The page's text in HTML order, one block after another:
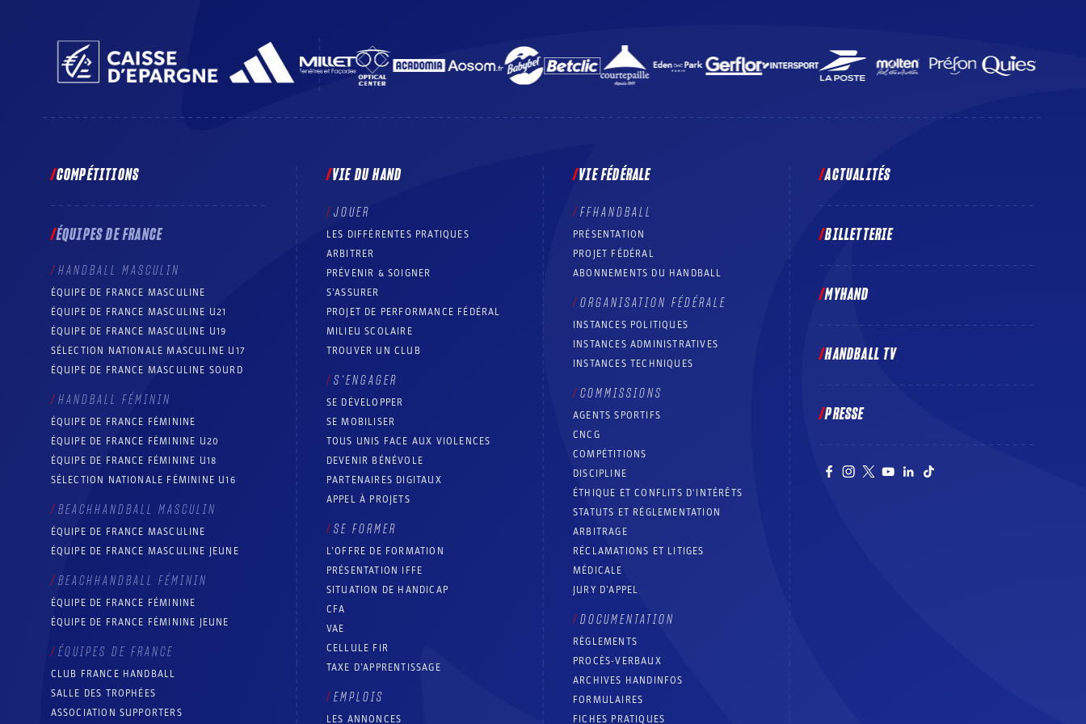
COMPÉTITIONS
ÉQUIPES DE FRANCE
HANDBALL MASCULIN
ÉQUIPE DE FRANCE MASCULINE
ÉQUIPE DE FRANCE MASCULINE U21
ÉQUIPE DE FRANCE MASCULINE U19
SÉLECTION NATIONALE MASCULINE U17
ÉQUIPE DE FRANCE MASCULINE SOURD
HANDBALL FÉMININ
ÉQUIPE DE FRANCE FÉMININE
ÉQUIPE DE FRANCE FÉMININE U20
ÉQUIPE DE FRANCE FÉMININE U18
SÉLECTION NATIONALE FÉMININE U16
BEACHHANDBALL MASCULIN
ÉQUIPE DE FRANCE MASCULINE
ÉQUIPE DE FRANCE MASCULINE JEUNE
BEACHHANDBALL FÉMININ
ÉQUIPE DE FRANCE FÉMININE
ÉQUIPE DE FRANCE FÉMININE JEUNE
ÉQUIPES DE FRANCE
CLUB FRANCE HANDBALL
SALLE DES TROPHÉES
ASSOCIATION SUPPORTERS
VIE DU HAND
JOUER
LES DIFFÉRENTES PRATIQUES
ARBITRER
PRÉVENIR & SOIGNER
S’ASSURER
PROJET DE PERFORMANCE FÉDÉRAL
MILIEU SCOLAIRE
TROUVER UN CLUB
S’ENGAGER
SE DÉVELOPPER
SE MOBILISER
TOUS UNIS FACE AUX VIOLENCES
DEVENIR BÉNÉVOLE
PARTENAIRES DIGITAUX
APPEL À PROJETS
SE FORMER
L’OFFRE DE FORMATION
PRÉSENTATION IFFE
SITUATION DE HANDICAP
CFA
VAE
CELLULE FIR
TAXE D’APPRENTISSAGE
EMPLOIS
LES ANNONCES
VIE FÉDÉRALE
FFHANDBALL
PRÉSENTATION
PROJET FÉDÉRAL
ABONNEMENTS DU HANDBALL
ORGANISATION FÉDÉRALE
INSTANCES POLITIQUES
INSTANCES ADMINISTRATIVES
INSTANCES TECHNIQUES
COMMISSIONS
AGENTS SPORTIFS
CNCG
COMPÉTITIONS
DISCIPLINE
ÉTHIQUE ET CONFLITS D'INTÉRÊTS
STATUTS ET RÉGLEMENTATION
ARBITRAGE
RÉCLAMATIONS ET LITIGES
MÉDICALE
JURY D’APPEL
DOCUMENTATION
RÈGLEMENTS
PROCÈS-VERBAUX
ARCHIVES HANDINFOS
FORMULAIRES
FICHES PRATIQUES
ACTUALITÉS
BILLETTERIE
MYHAND
HANDBALL TV
PRESSE